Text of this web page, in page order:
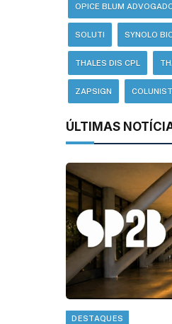
OPICE BLUM
SOLUTI SYNOLO
THALES DIS CPL
ZAPSIGN
ÚLTIMAS
DESTAQUES